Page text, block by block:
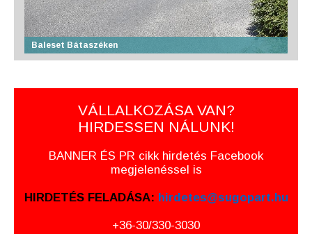
Baleset Bátaszéken
VÁLLALKOZÁSA VAN?
HIRDESSEN NÁLUNK!
BANNER ÉS PR cikk hirdetés Facebook
megjelenéssel is
HIRDETÉS FELADÁSA: hirdetes@sugopart.hu
+36-30/330-3030